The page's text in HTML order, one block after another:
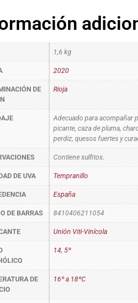
1,6 kg
2020
DE
Rioja
Adecuado para acompañar
picante, caza de pluma,
perdiz, quesos fuertes y
Contiene sulfitos.
DE UVA Tempranillo
España
DE BARRAS 8410406211054
Unión Viti-Vinícola
14, 5º
DE
16º a 18ºC